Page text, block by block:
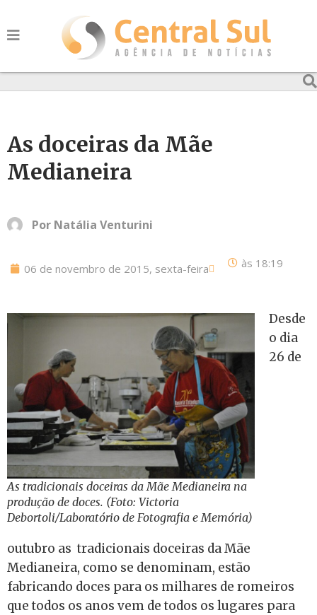
As doceiras da Mãe
Medianeira
Por Natália Venturini
06 de novembro de 2015, sexta-feira às 18:19
As tradicionais doceiras da Mãe Medianeira na
produção de doces. (Foto: Victoria
Debortoli/Laboratório de Fotografia e Memória)
Desde
o dia
26 de
outubro as tradicionais doceiras da Mãe
Medianeira, como se denominam, estão
fabricando doces para os milhares de romeiros
que todos os anos vem de todos os lugares para